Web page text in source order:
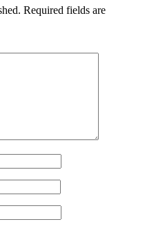
Required fields are